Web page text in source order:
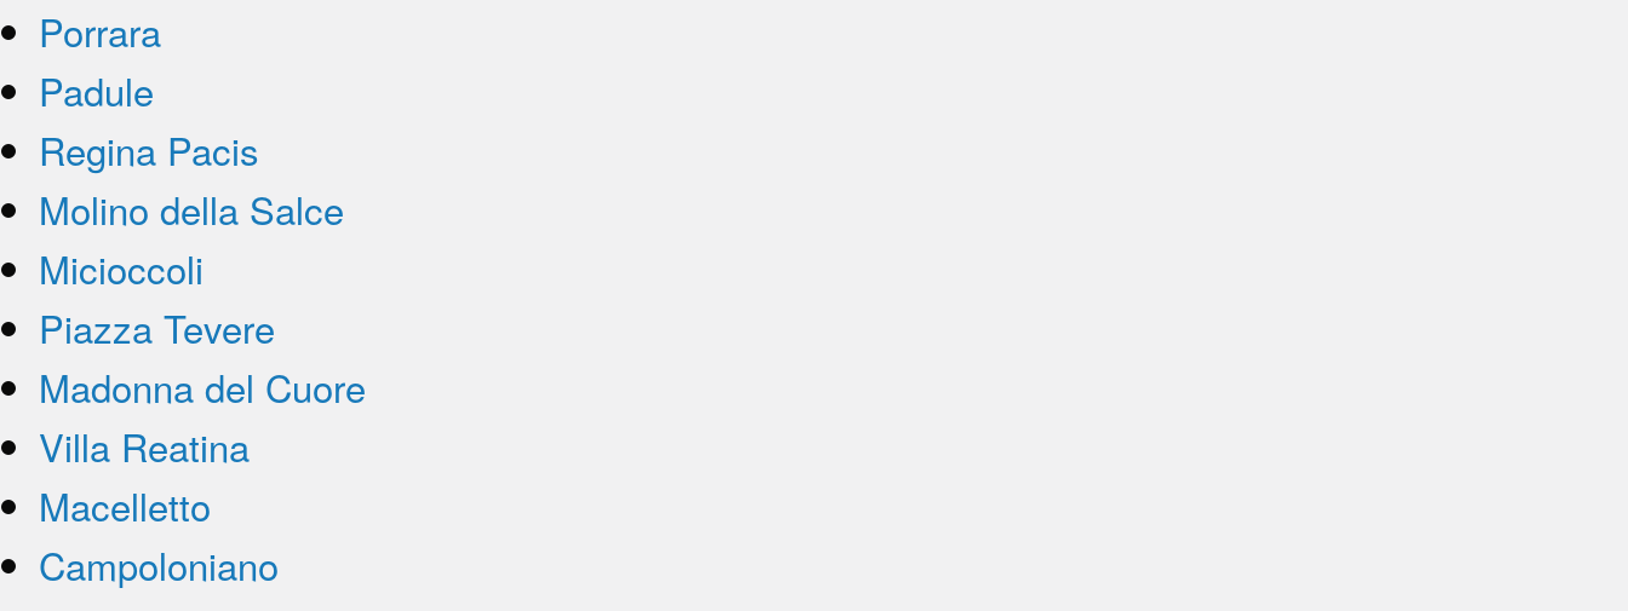
Porrara
Padule
Regina Pacis
Molino della Salce
Micioccoli
Piazza Tevere
Madonna del Cuore
Villa Reatina
Macelletto
Campoloniano